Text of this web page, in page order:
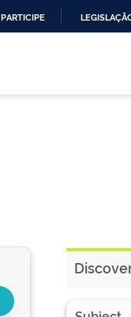
PARTICIPE